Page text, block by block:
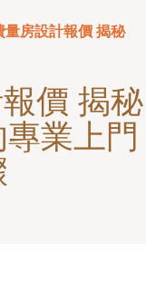
量房設計報價 揭秘
價 揭秘
業上門